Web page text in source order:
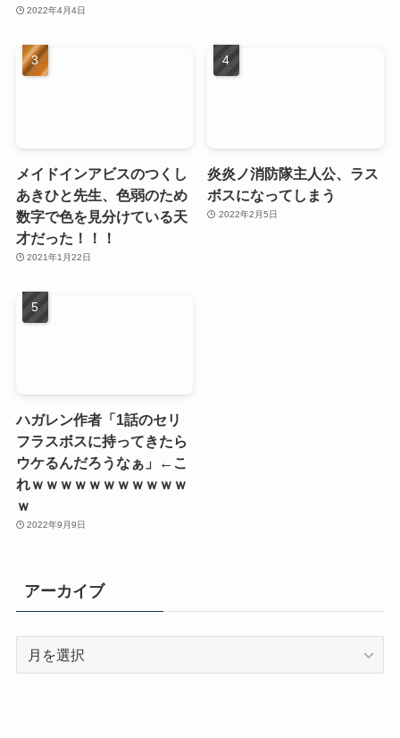
2022年4月4日
メイドインアビスのつくし
あきひと先生、色弱のため
数字で色を見分けている天
才だった！！！
2021年1月22日
炎炎ノ消防隊主人公、ラス
ボスになってしまう
2022年2月5日
ハガレン作者「1話のセリ
フラスボスに持ってきたら
ウケるんだろうなぁ」←こ
れｗｗｗｗｗｗｗｗｗｗｗ
ｗ
2022年9月9日
アーカイブ